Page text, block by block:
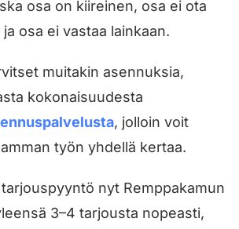
osa on kiireinen, osa ei ota
osa ei vastaa lainkaan.
muitakin asennuksia,
kokonaisuudesta
, jolloin voit
työn yhdellä kertaa.
nyt Remppakamun
3–4 tarjousta nopeasti,